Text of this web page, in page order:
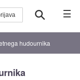
☰
hudournika